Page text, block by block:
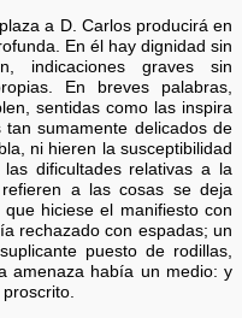
a D. Carlos producirá en
En él hay dignidad sin
indicaciones graves sin
En breves palabras,
sentidas como las inspira
sumamente delicados de
ni hieren la susceptibilidad
dificultades relativas a la
a las cosas se deja
hiciese el manifiesto con
rechazado con espadas; un
puesto de rodillas,
amenaza había un medio: y